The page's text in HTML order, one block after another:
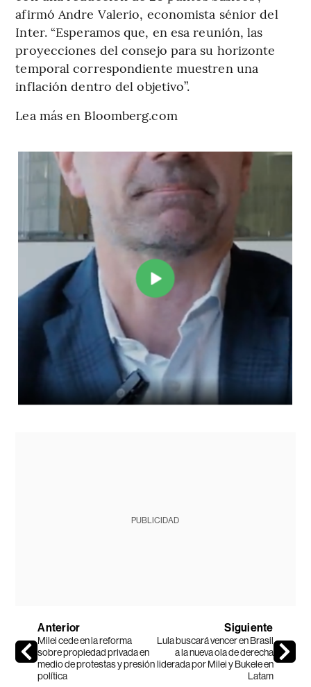
afirmó Andre Valerio, economista sénior del
Inter. “Esperamos que, en esa reunión, las
proyecciones del consejo para su horizonte
temporal correspondiente muestren una
inflación dentro del objetivo”.
Lea más en Bloomberg.com
PUBLICIDAD
Anterior
Milei cede en la reforma
sobre propiedad privada en
medio de protestas y presión
política
Siguiente
Lula buscará vencer en Brasil
a la nueva ola de derecha
liderada por Milei y Bukele en
Latam